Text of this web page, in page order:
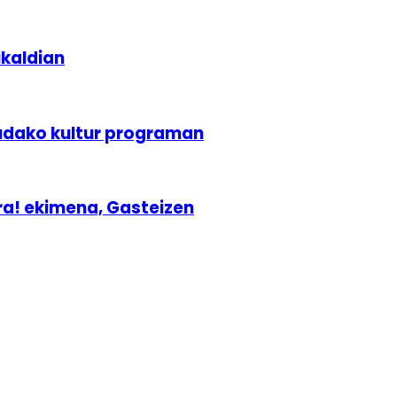
kultur programan
ekimena, Gasteizen